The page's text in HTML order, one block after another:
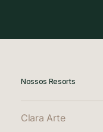
Nossos Resorts
Clara Arte